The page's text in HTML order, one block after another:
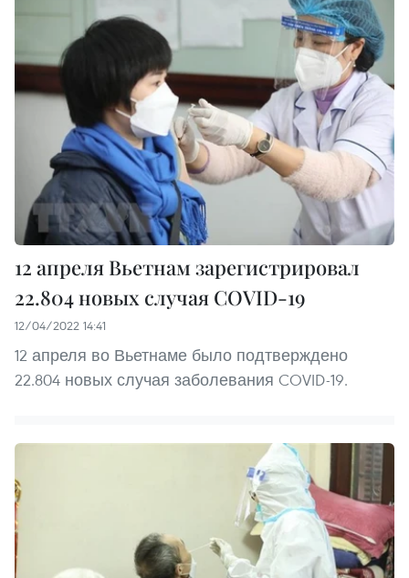
12 апреля Вьетнам зарегистрировал
22.804 новых случая COVID-19
12/04/2022 14:41
12 апреля во Вьетнаме было подтверждено
22.804 новых случая заболевания COVID-19.